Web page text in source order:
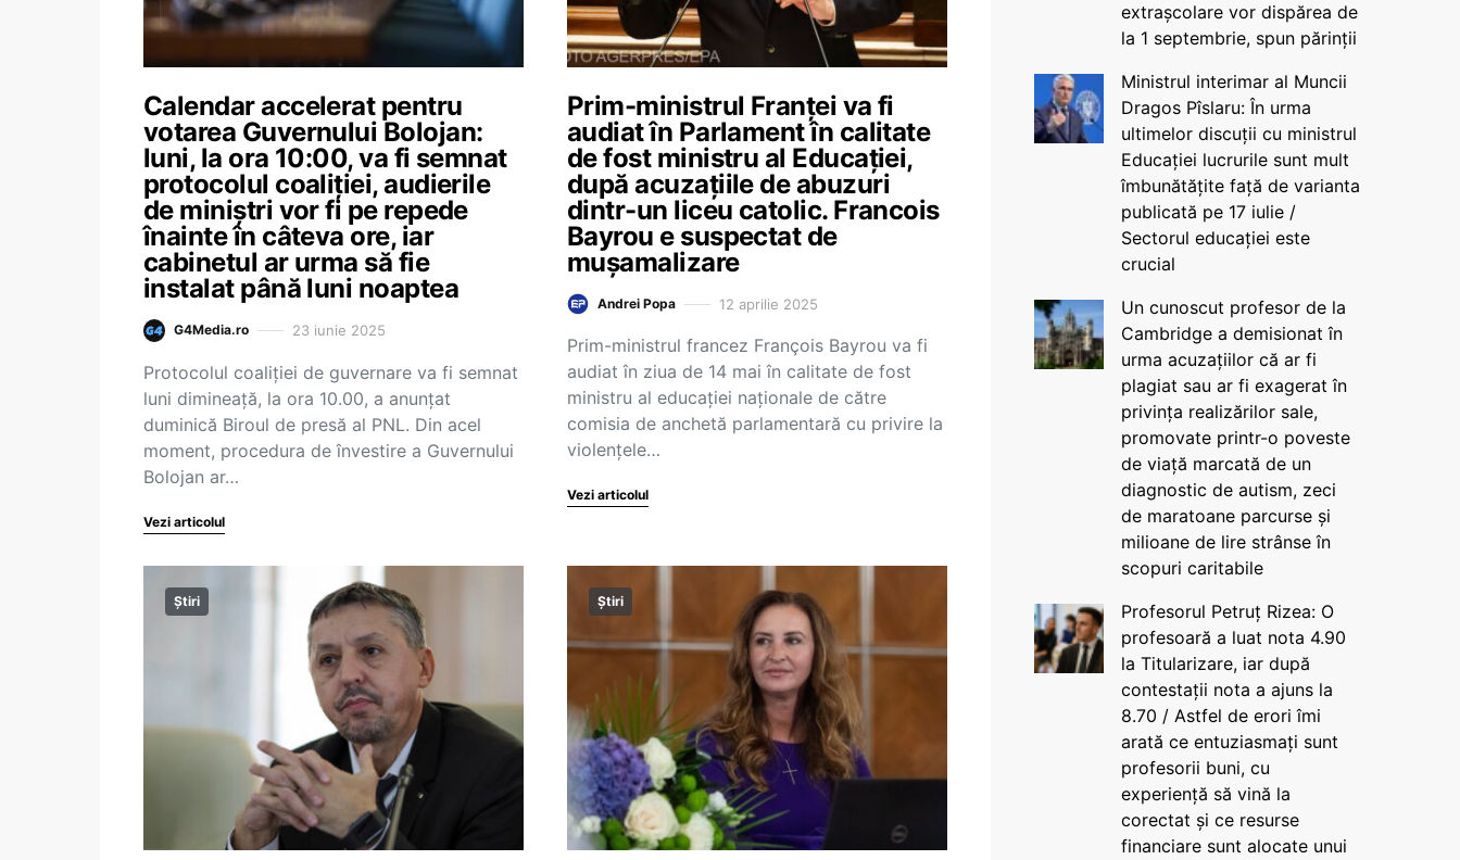
Calendar accelerat pentru
votarea Guvernului Bolojan:
luni, la ora 10:00, va fi semnat
protocolul coaliției, audierile
de miniștri vor fi pe repede
înainte în câteva ore, iar
cabinetul ar urma să fie
instalat până luni noaptea
G4Media.ro 23 iunie 2025
Protocolul coaliției de guvernare va fi semnat
luni dimineață, la ora 10.00, a anunțat
duminică Biroul de presă al PNL. Din acel
moment, procedura de învestire a Guvernului
Bolojan ar…
Vezi articolul
Prim-ministrul Franței va fi
audiat în Parlament în calitate
de fost ministru al Educației,
după acuzațiile de abuzuri
dintr-un liceu catolic. Francois
Bayrou e suspectat de
mușamalizare
Andrei Popa 12 aprilie 2025
Prim-ministrul francez François Bayrou va fi
audiat în ziua de 14 mai în calitate de fost
ministru al educaţiei naţionale de către
comisia de anchetă parlamentară cu privire la
violenţele…
Vezi articolul
Știri Știri
extrașcolare vor dispărea de
la 1 septembrie, spun părinții
Ministrul interimar al Muncii
Dragos Pîslaru: În urma
ultimelor discuții cu ministrul
Educației lucrurile sunt mult
îmbunătățite față de varianta
publicată pe 17 iulie /
Sectorul educației este
crucial
Un cunoscut profesor de la
Cambridge a demisionat în
urma acuzațiilor că ar fi
plagiat sau ar fi exagerat în
privința realizărilor sale,
promovate printr-o poveste
de viață marcată de un
diagnostic de autism, zeci
de maratoane parcurse și
milioane de lire strânse în
scopuri caritabile
Profesorul Petruț Rizea: O
profesoară a luat nota 4.90
la Titularizare, iar după
contestații nota a ajuns la
8.70 / Astfel de erori îmi
arată ce entuziasmați sunt
profesorii buni, cu
experiență să vină la
corectat și ce resurse
financiare sunt alocate unui